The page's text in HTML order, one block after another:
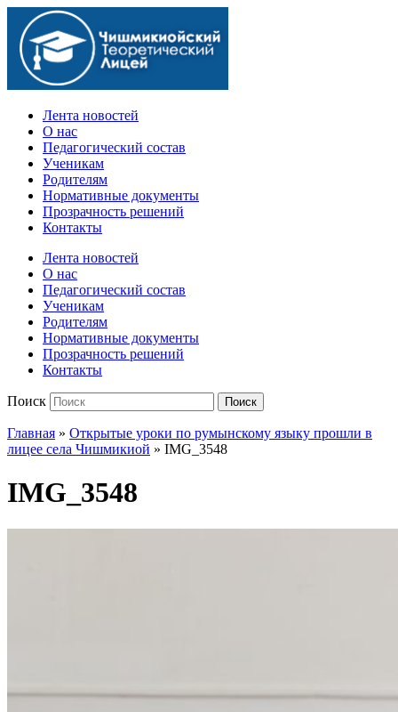
Официальный сайт учебного заведения
Лента новостей
О нас
Педагогический состав
Ученикам
Родителям
Нормативные документы
Прозрачность решений
Контакты
Лента новостей
О нас
Педагогический состав
Ученикам
Родителям
Нормативные документы
Прозрачность решений
Контакты
Поиск Поиск
Главная » Открытые уроки по румынскому языку прошли в
лицее села Чишмикиой » IMG_3548
IMG_3548